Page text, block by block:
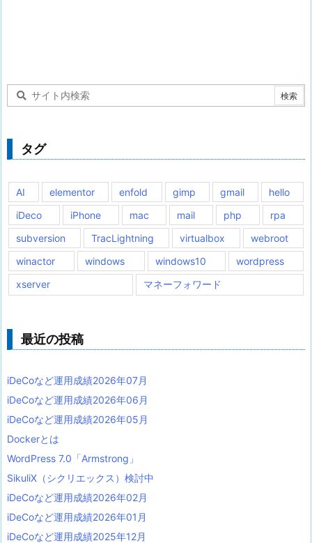
タグ
AI elementor enfold gimp gmail
hello
iDeco
iPhone mac mail php
rpa
subversion
TracLightning virtualbox
webroot
winactor
windows windows10
wordpress
xserver
マネーフォワード
最近の投稿
iDeCoなど運用成績2026年07月
iDeCoなど運用成績2026年06月
iDeCoなど運用成績2026年05月
Dockerとは
WordPress 7.0「Armstrong」
SikuliX（シクリエックス）検討中
iDeCoなど運用成績2026年02月
iDeCoなど運用成績2026年01月
iDeCoなど運用成績2025年12月